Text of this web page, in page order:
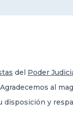
del Poder
Agradecemos al
disposición y